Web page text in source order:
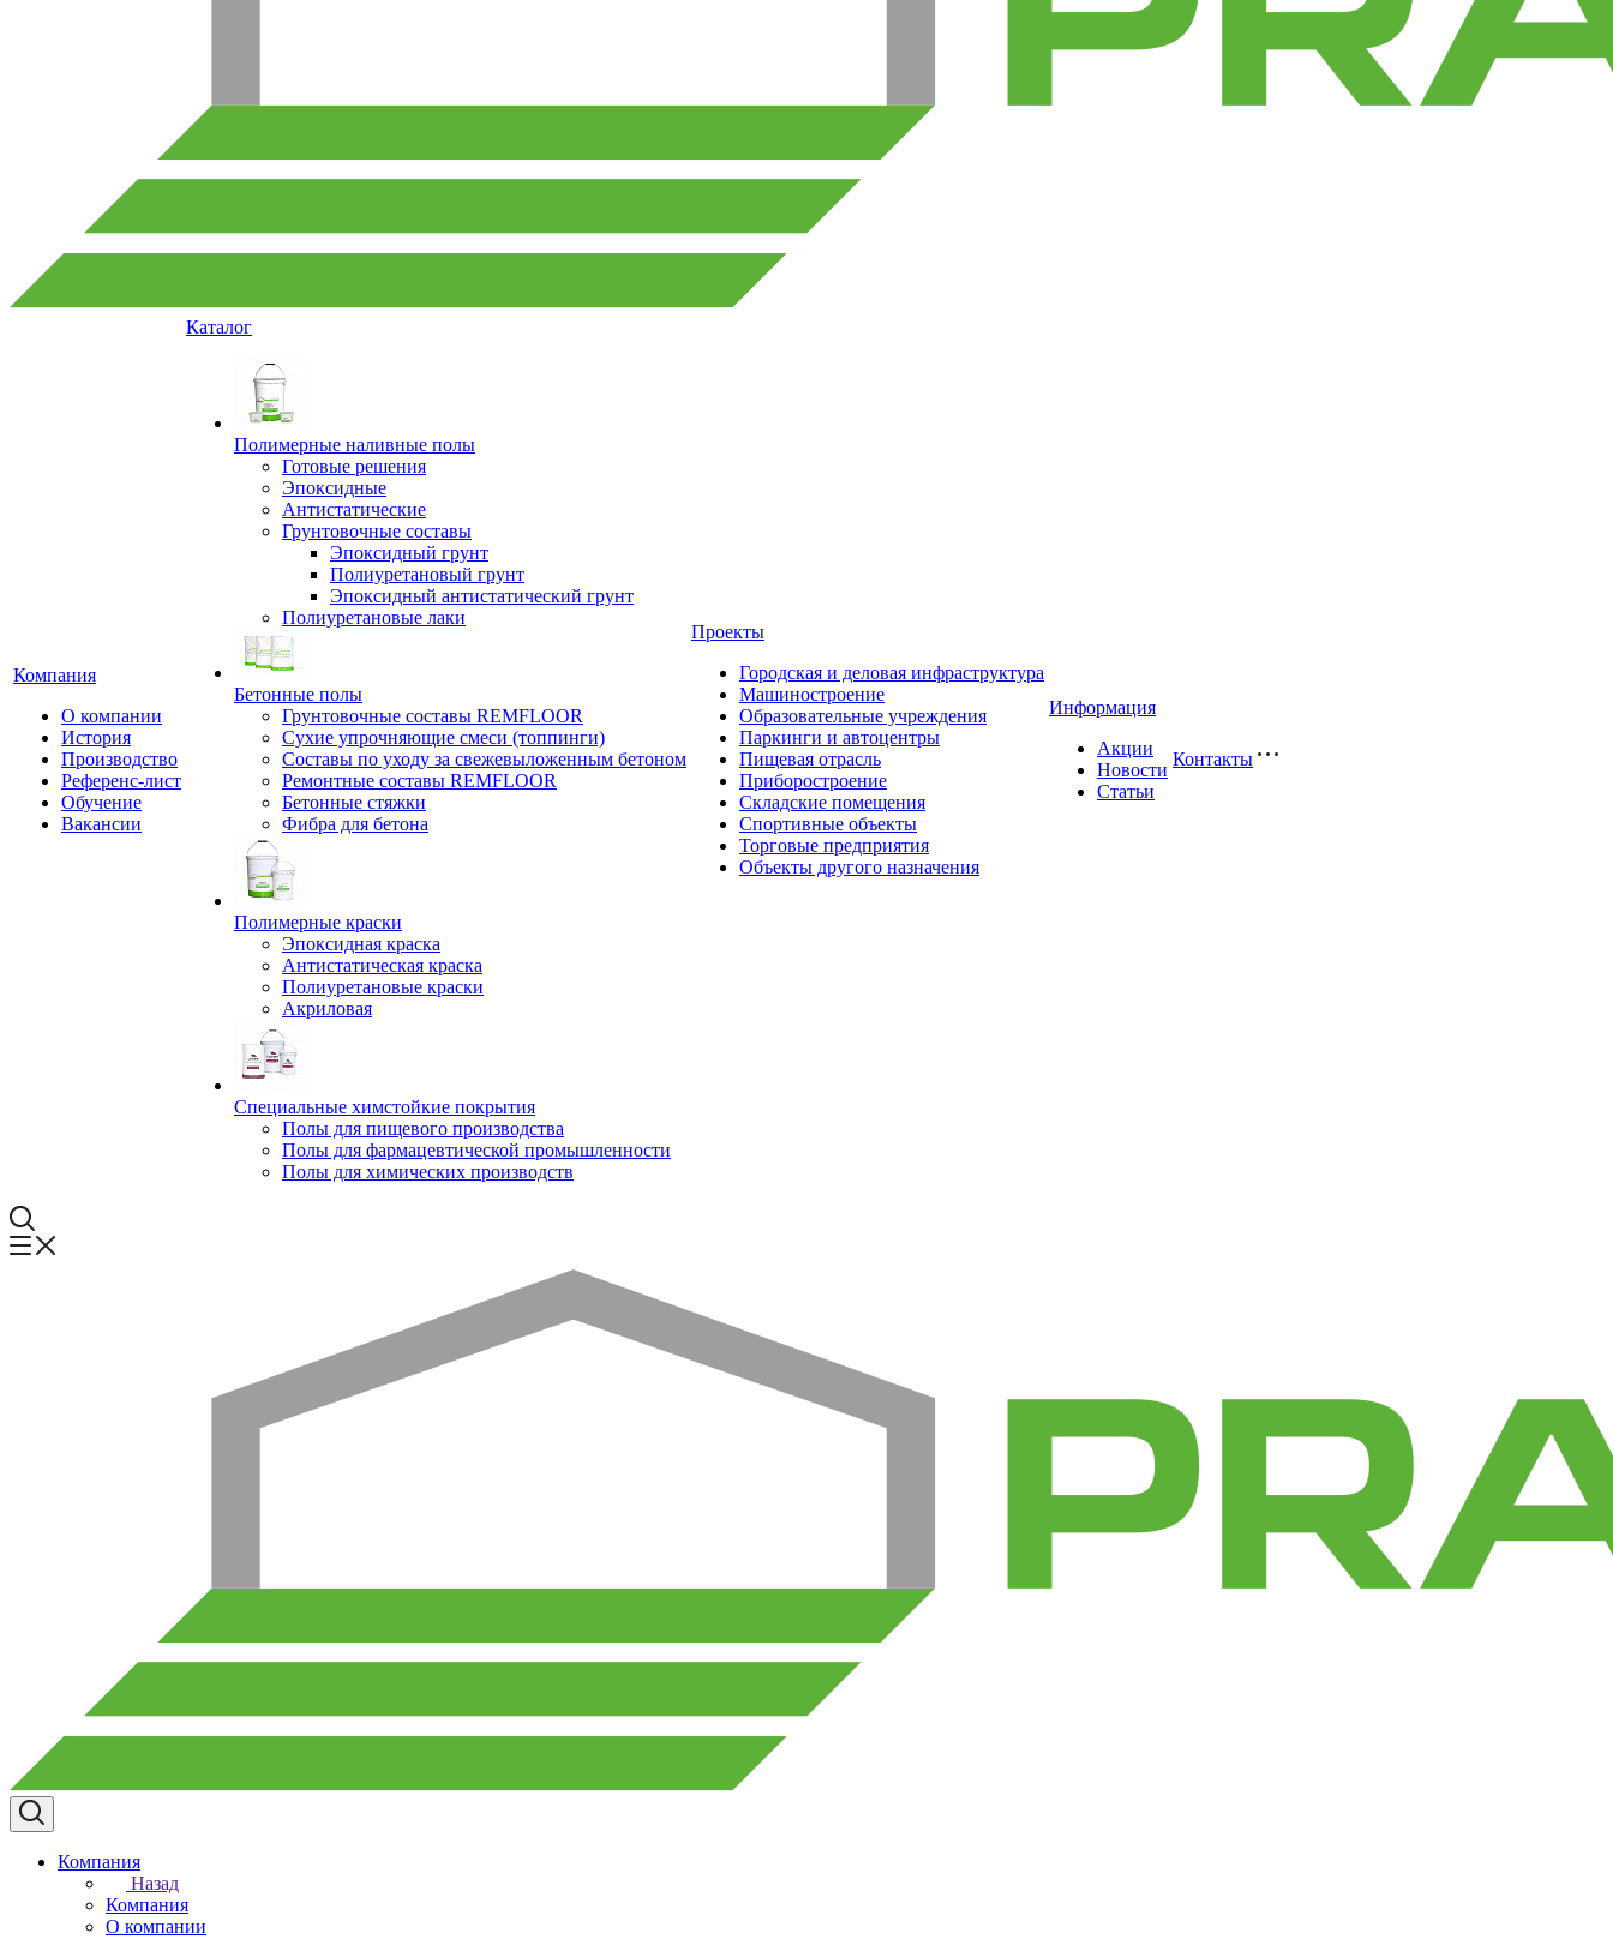
Компания
О компании
История
Производство
Референс-лист
Обучение
Вакансии
Каталог
Полимерные наливные полы
Готовые решения
Эпоксидные
Антистатические
Грунтовочные составы
Эпоксидный грунт
Полиуретановый грунт
Эпоксидный антистатический грунт
Полиуретановые лаки
Бетонные полы
Грунтовочные составы REMFLOOR
Сухие упрочняющие смеси (топпинги)
Составы по уходу за свежевыложенным бетоном
Ремонтные составы REMFLOOR
Бетонные стяжки
Фибра для бетона
Полимерные краски
Эпоксидная краска
Антистатическая краска
Полиуретановые краски
Акриловая
Специальные химстойкие покрытия
Полы для пищевого производства
Полы для фармацевтической промышленности
Полы для химических производств
Проекты
Городская и деловая инфраструктура
Машиностроение
Образовательные учреждения
Паркинги и автоцентры
Пищевая отрасль
Приборостроение
Складские помещения
Спортивные объекты
Торговые предприятия
Объекты другого назначения
Информация
Акции
Новости
Статьи
Контакты
Компания
Назад
Компания
О компании